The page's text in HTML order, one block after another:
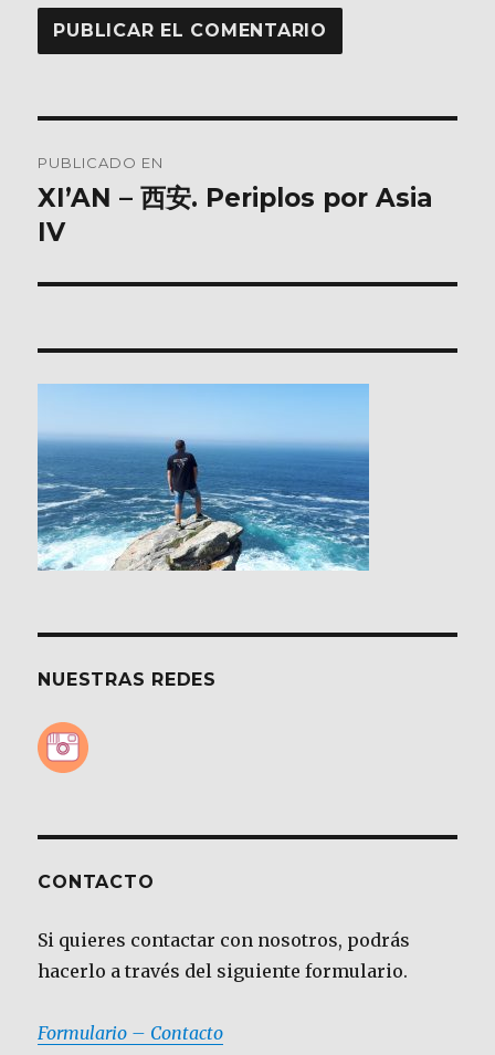
de
entradas
PUBLICADO EN
XI’AN – 西安. Periplos por Asia
IV
NUESTRAS REDES
CONTACTO
Si quieres contactar con nosotros, podrás
hacerlo a través del siguiente formulario.
Formulario – Contacto